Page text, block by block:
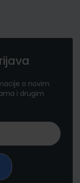
o novim
i drugim